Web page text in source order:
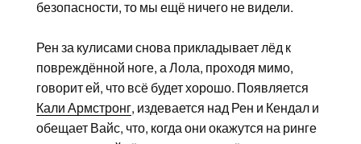
безопасности, то мы ещё ничего не видели.
Рен за кулисами снова прикладывает лёд к
повреждённой ноге, а Лола, проходя мимо,
говорит ей, что всё будет хорошо. Появляется
Кали Армстронг, издевается над Рен и Кендал и
обещает Вайс, что, когда они окажутся на ринге